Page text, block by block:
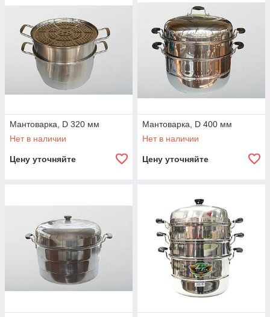
Мантоварка, D 320 мм
Нет в наличии
Цену уточняйте
Мантоварка, D 400 мм
Нет в наличии
Цену уточняйте